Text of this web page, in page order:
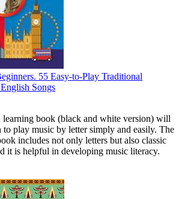
55 Easy-to-Play Traditional
Songs
learning book (black and white version) will
to play music by letter simply and easily. The
includes not only letters but also classic
it is helpful in developing music literacy.